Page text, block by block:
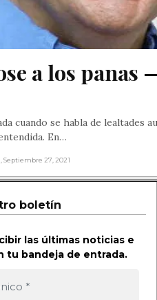
a los panas
cuando se habla de lealtades
En…
, Septiembre 27, 2021
boletín
las últimas noticias e
tu bandeja de entrada.